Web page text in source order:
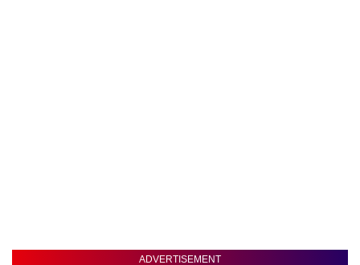
ADVERTISEMENT